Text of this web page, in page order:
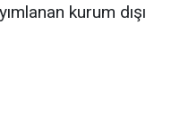
kurum dışı